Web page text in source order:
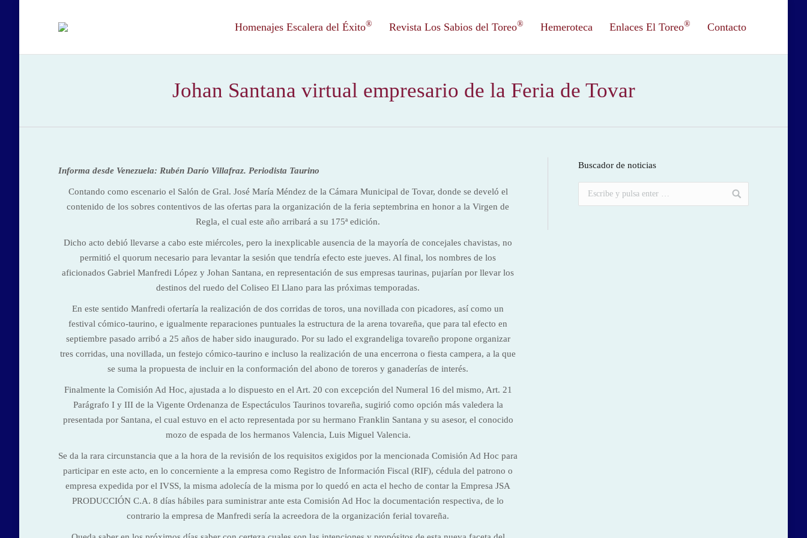
Homenajes Escalera del Éxito® Revista Los Sabios del Toreo® Hemeroteca Enlaces El Toreo® Contacto
Johan Santana virtual empresario de la Feria de Tovar
Informa desde Venezuela: Rubén Darío Villafraz. Periodista Taurino
Contando como escenario el Salón de Gral. José María Méndez de la Cámara Municipal de Tovar, donde se develó el
contenido de los sobres contentivos de las ofertas para la organización de la feria septembrina en honor a la Virgen de
Regla, el cual este año arribará a su 175ª edición.
Dicho acto debió llevarse a cabo este miércoles, pero la inexplicable ausencia de la mayoría de concejales chavistas, no
permitió el quorum necesario para levantar la sesión que tendría efecto este jueves. Al final, los nombres de los
aficionados Gabriel Manfredi López y Johan Santana, en representación de sus empresas taurinas, pujarían por llevar los
destinos del ruedo del Coliseo El Llano para las próximas temporadas.
En este sentido Manfredi ofertaría la realización de dos corridas de toros, una novillada con picadores, así como un
festival cómico-taurino, e igualmente reparaciones puntuales la estructura de la arena tovareña, que para tal efecto en
septiembre pasado arribó a 25 años de haber sido inaugurado. Por su lado el exgrandeliga tovareño propone organizar
tres corridas, una novillada, un festejo cómico-taurino e incluso la realización de una encerrona o fiesta campera, a la que
se suma la propuesta de incluir en la conformación del abono de toreros y ganaderías de interés.
Finalmente la Comisión Ad Hoc, ajustada a lo dispuesto en el Art. 20 con excepción del Numeral 16 del mismo, Art. 21
Parágrafo I y III de la Vigente Ordenanza de Espectáculos Taurinos tovareña, sugirió como opción más valedera la
presentada por Santana, el cual estuvo en el acto representada por su hermano Franklin Santana y su asesor, el conocido
mozo de espada de los hermanos Valencia, Luis Miguel Valencia.
Se da la rara circunstancia que a la hora de la revisión de los requisitos exigidos por la mencionada Comisión Ad Hoc para
participar en este acto, en lo concerniente a la empresa como Registro de Información Fiscal (RIF), cédula del patrono o
empresa expedida por el IVSS, la misma adolecía de la misma por lo quedó en acta el hecho de contar la Empresa JSA
PRODUCCIÓN C.A. 8 días hábiles para suministrar ante esta Comisión Ad Hoc la documentación respectiva, de lo
contrario la empresa de Manfredi sería la acreedora de la organización ferial tovareña.
Buscador de noticias